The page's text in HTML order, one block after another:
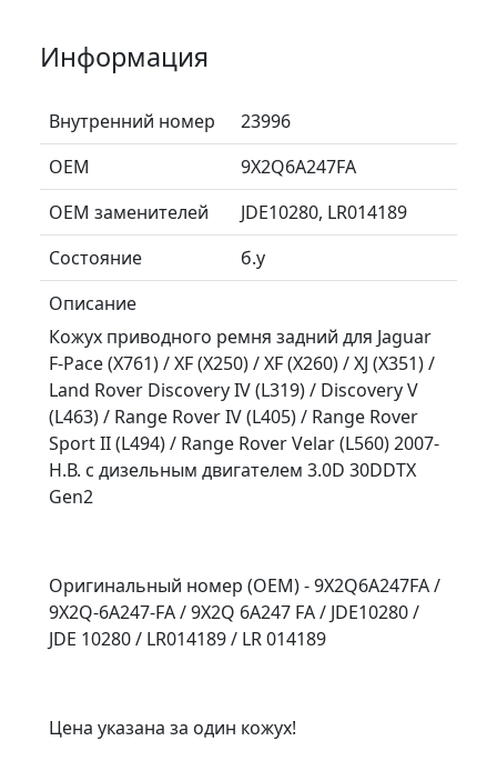
Информация
Внутренний номер
23996
ОЕМ
9X2Q6A247FA
ОЕМ заменителей
JDE10280, LR014189
Состояние
б.у
Описание
Кожух приводного ремня задний для Jaguar
F-Pace (X761) / XF (X250) / XF (X260) / XJ (X351) /
Land Rover Discovery IV (L319) / Discovery V
(L463) / Range Rover IV (L405) / Range Rover
Sport II (L494) / Range Rover Velar (L560) 2007-
Н.В. с дизельным двигателем 3.0D 30DDTX
Gen2
Оригинальный номер (OEM) - 9X2Q6A247FA /
9X2Q-6A247-FA / 9X2Q 6A247 FA / JDE10280 /
JDE 10280 / LR014189 / LR 014189
Цена указана за один кожух!